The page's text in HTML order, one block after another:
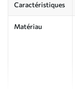
Caractéristiques
Matériau